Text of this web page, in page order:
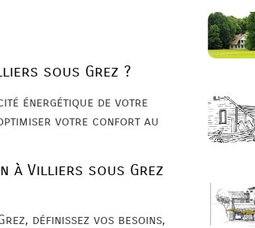
sous Grez ?
énergétique de votre
votre confort au
à Villiers sous Grez
définissez vos besoins,